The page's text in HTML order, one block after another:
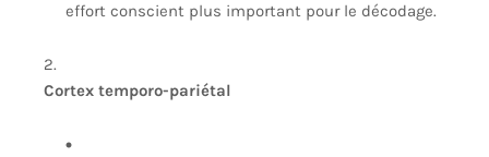
effort conscient plus important pour le décodage.
Cortex temporo-pariétal